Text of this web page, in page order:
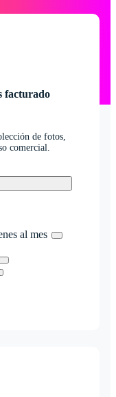
facturado
de fotos,
comercial.
al mes